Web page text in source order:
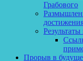
Грабового
Прорыв в